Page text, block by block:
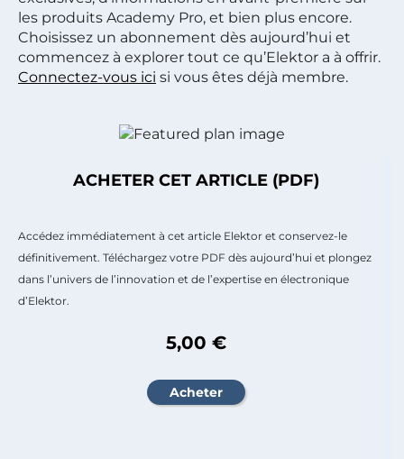
les produits Academy Pro, et bien plus encore.
Choisissez un abonnement dès aujourd’hui et
commencez à explorer tout ce qu’Elektor a à offrir.
Connectez-vous ici si vous êtes déjà membre.
ACHETER CET ARTICLE (PDF)
Accédez immédiatement à cet article Elektor et conservez-le
définitivement. Téléchargez votre PDF dès aujourd’hui et plongez
dans l’univers de l’innovation et de l’expertise en électronique
d’Elektor.
5,00 €